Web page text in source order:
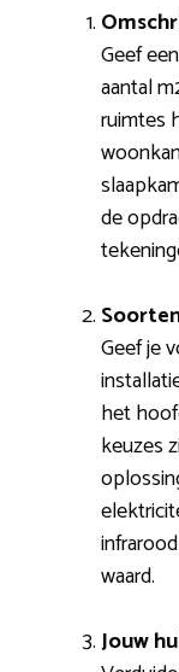
Geef
aantal
ruimtes
de
Geef je
het
keuzes
waard.
Jouw